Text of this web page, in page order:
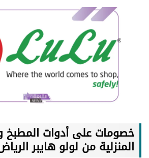
خصومات على أدوات المطبخ
المنزلية من لولو هايبر